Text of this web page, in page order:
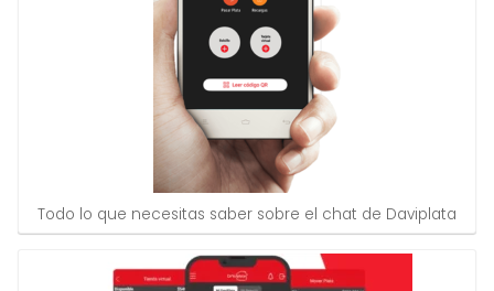
Todo lo que necesitas saber sobre el chat de Daviplata